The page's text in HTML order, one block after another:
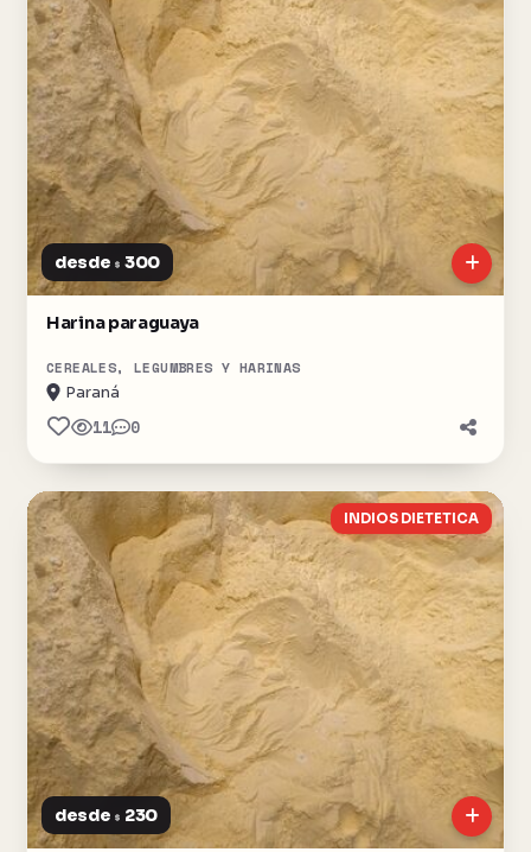
desde $ 300
Harina paraguaya
CEREALES, LEGUMBRES Y HARINAS
Paraná
11 0
INDIOS DIETETICA
desde $ 230